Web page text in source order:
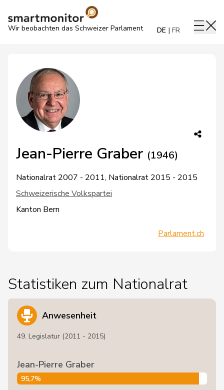
Wir beobachten das Schweizer Parlament DE FR
Jean-Pierre Graber (1946)
Nationalrat 2007 - 2011, Nationalrat 2015 - 2015
Schweizerische Volkspartei
Kanton Bern
Parlament.ch
Statistiken zum Nationalrat
Anwesenheit
49. Legislatur (2011 - 2015)
Jean-Pierre Graber
95,7%